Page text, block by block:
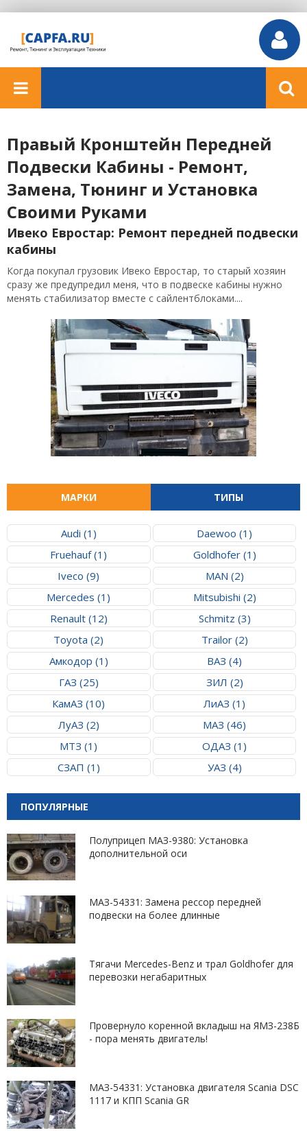
Правый Кронштейн Передней
Подвески Кабины - Ремонт,
Замена, Тюнинг и Установка
Своими Руками
Ивеко Евростар: Ремонт передней подвески
кабины
Когда покупал грузовик Ивеко Евростар, то старый хозяин
сразу же предупредил меня, что в подвеске кабины нужно
менять стабилизатор вместе с сайлентблоками....
МАРКИ ТИПЫ
Audi (1)
Daewoo (1)
Fruehauf (1)
Goldhofer (1)
Iveco (9)
MAN (2)
Mercedes (1)
Mitsubishi (2)
Renault (12)
Schmitz (3)
Toyota (2)
Trailor (2)
Амкодор (1)
ВАЗ (4)
ГАЗ (25)
ЗИЛ (2)
КамАЗ (10)
ЛиАЗ (1)
ЛуАЗ (2)
МАЗ (46)
МТЗ (1)
ОДАЗ (1)
СЗАП (1)
УАЗ (4)
ПОПУЛЯРНЫЕ
Полуприцеп МАЗ-9380: Установка
дополнительной оси
МАЗ-54331: Замена рессор передней
подвески на более длинные
Тягачи Mercedes-Benz и трал Goldhofer для
перевозки негабаритных
Провернуло коренной вкладыш на ЯМЗ-238Б
- пора менять двигатель!
МАЗ-54331: Установка двигателя Scania DSC
1117 и КПП Scania GR